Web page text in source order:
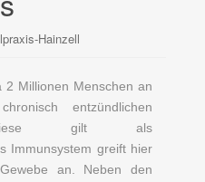
Hainzell
2 Millionen Menschen an
entzündlichen
Diese gilt als
Immunsystem greift hier
an. Neben den